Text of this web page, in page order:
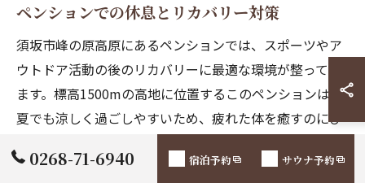
ペンションでの休息とリカバリー対策
須坂市峰の原高原にあるペンションでは、スポーツやア
ウトドア活動の後のリカバリーに最適な環境が整ってい
ます。標高1500mの高地に位置するこのペンションは、
夏でも涼しく過ごしやすいため、疲れた体を癒すのにぴ
疲労を和らげ、リラックス効果を高めるための最適な施
0268-71-6940 宿泊予約 サウナ予約